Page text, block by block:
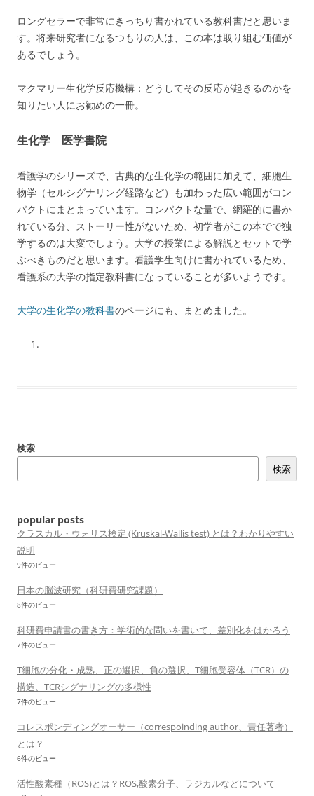
ロングセラーで非常にきっちり書かれている教科書だと思いま
す。将来研究者になるつもりの人は、この本は取り組む価値が
あるでしょう。
マクマリー生化学反応機構：どうしてその反応が起きるのかを
知りたい人にお勧めの一冊。
生化学 医学書院
看護学のシリーズで、古典的な生化学の範囲に加えて、細胞生
物学（セルシグナリング経路など）も加わった広い範囲がコン
パクトにまとまっています。コンパクトな量で、網羅的に書か
れている分、ストーリー性がないため、初学者がこの本でで独
学するのは大変でしょう。大学の授業による解説とセットで学
ぶべきものだと思います。看護学生向けに書かれているため、
看護系の大学の指定教科書になっていることが多いようです。
大学の生化学の教科書のページにも、まとめました。
検索
検索
popular posts
クラスカル・ウォリス検定 (Kruskal-Wallis test) とは？わかりやすい
説明
9件のビュー
日本の脳波研究（科研費研究課題）
8件のビュー
科研費申請書の書き方：学術的な問いを書いて、差別化をはかろう
7件のビュー
T細胞の分化・成熟、正の選択、負の選択、T細胞受容体（TCR）の
構造、TCRシグナリングの多様性
7件のビュー
コレスポンディングオーサー（correspoinding author、責任著者）
とは？
6件のビュー
活性酸素種（ROS)とは？ROS,酸素分子、ラジカルなどについて